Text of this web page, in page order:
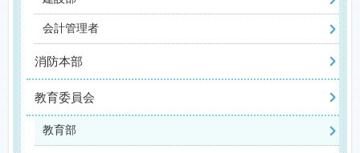
会計管理者
消防本部
教育委員会
教育部